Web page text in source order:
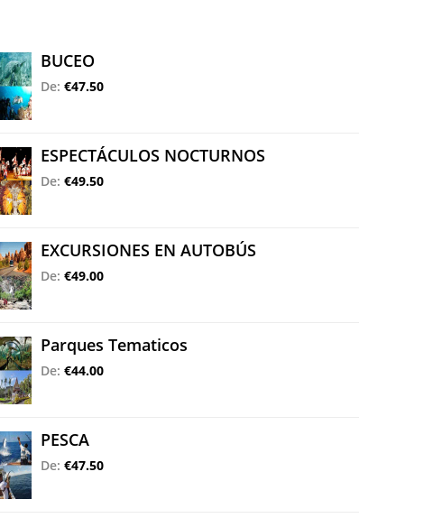
BUCEO
De: €47.50
ESPECTÁCULOS NOCTURNOS
De: €49.50
EXCURSIONES EN AUTOBÚS
De: €49.00
Parques Tematicos
De: €44.00
PESCA
De: €47.50